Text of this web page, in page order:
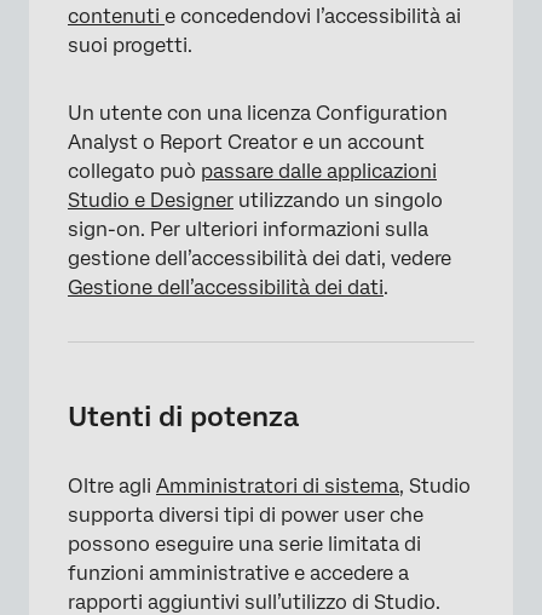
contenuti e concedendovi l’accessibilità ai
suoi progetti.
Un utente con una licenza Configuration
Analyst o Report Creator e un account
collegato può passare dalle applicazioni
Studio e Designer utilizzando un singolo
sign-on. Per ulteriori informazioni sulla
gestione dell’accessibilità dei dati, vedere
Gestione dell’accessibilità dei dati.
Utenti di potenza
Oltre agli Amministratori di sistema, Studio
supporta diversi tipi di power user che
possono eseguire una serie limitata di
funzioni amministrative e accedere a
rapporti aggiuntivi sull’utilizzo di Studio.